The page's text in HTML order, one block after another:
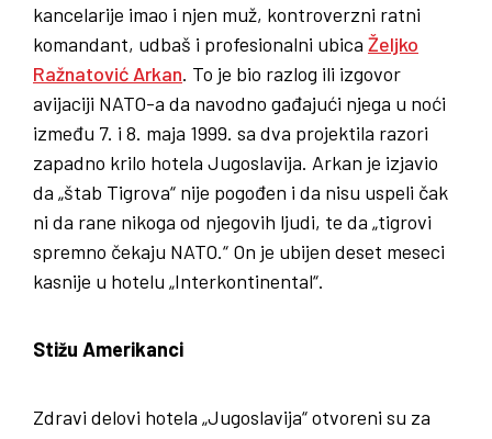
kancelarije imao i njen muž, kontroverzni ratni
komandant, udbaš i profesionalni ubica Željko
Ražnatović Arkan. To je bio razlog ili izgovor
avijaciji NATO-a da navodno gađajući njega u noći
između 7. i 8. maja 1999. sa dva projektila razori
zapadno krilo hotela Jugoslavija. Arkan je izjavio
da „štab Tigrova“ nije pogođen i da nisu uspeli čak
ni da rane nikoga od njegovih ljudi, te da „tigrovi
spremno čekaju NATO.“ On je ubijen deset meseci
kasnije u hotelu „Interkontinental“.
Stižu Amerikanci
Zdravi delovi hotela „Jugoslavija“ otvoreni su za